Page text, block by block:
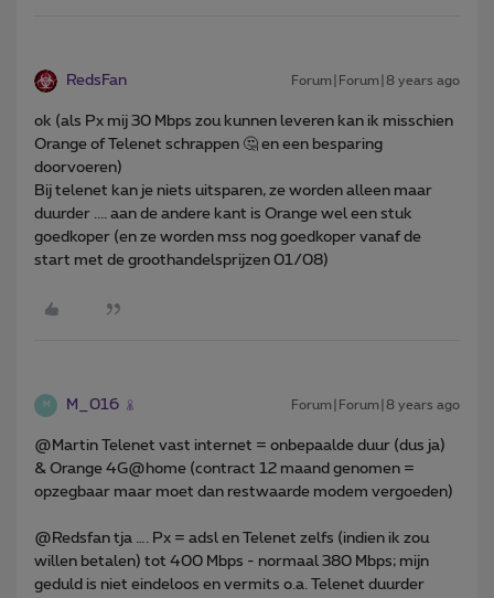
RedsFan Forum|Forum|8 years ago
ok (als Px mij 30 Mbps zou kunnen leveren kan ik misschien
Orange of Telenet schrappen 🤔 en een besparing
doorvoeren)
Bij telenet kan je niets uitsparen, ze worden alleen maar
duurder .... aan de andere kant is Orange wel een stuk
goedkoper (en ze worden mss nog goedkoper vanaf de
start met de groothandelsprijzen 01/08)
M M_016 Forum|Forum|8 years ago
@Martin Telenet vast internet = onbepaalde duur (dus ja)
& Orange 4G@home (contract 12 maand genomen =
opzegbaar maar moet dan restwaarde modem vergoeden)
@Redsfan tja …. Px = adsl en Telenet zelfs (indien ik zou
willen betalen) tot 400 Mbps - normaal 380 Mbps; mijn
geduld is niet eindeloos en vermits o.a. Telenet duurder